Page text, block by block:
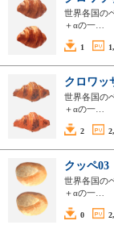
世界各国の
＋αの一…
1
クロワッ
世界各国の
＋αの一…
2
クッペ03
世界各国の
＋αの一…
0